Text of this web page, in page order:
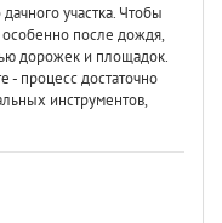
участка. Чтобы
после дождя,
дорожек и площадок.
- процесс достаточно
инструментов,